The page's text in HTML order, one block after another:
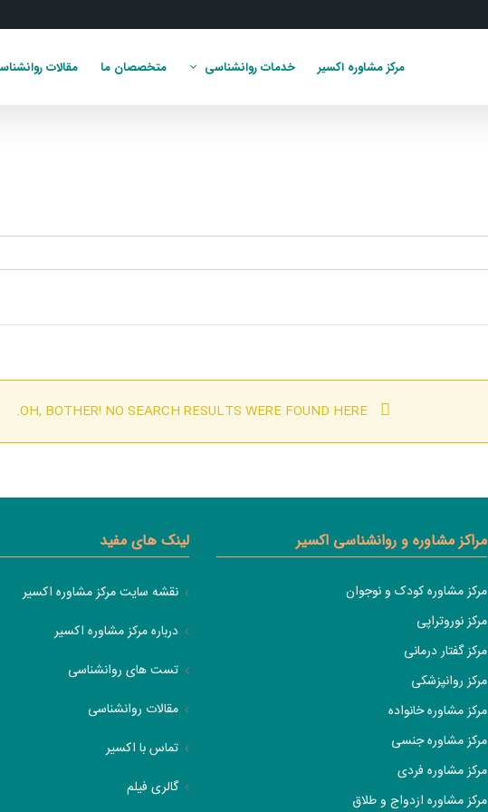
مرکز مشاوره اکسیر خدمات روانشناسی متخصصان ما مقالات
OH, BOTHER! NO SEARCH RESULTS WERE FOUND HERE.
مراکز مشاوره و روانشناسی اکسیر
مرکز مشاوره کودک و نوجوان
مرکز نوروتراپی
مرکز گفتار درمانی
مرکز روانپزشکی
مرکز مشاوره خانواده
مرکز مشاوره جنسی
مرکز مشاوره فردی
مرکز مشاوره ازدواج و طلاق
لینک های مفید
نقشه سایت مرکز مشاوره اکسیر
درباره مرکز مشاوره اکسیر
تست های روانشناسی
مقالات روانشناسی
تماس با اکسیر
گالری فیلم